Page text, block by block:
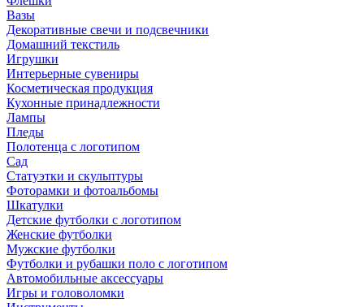
Вазы
Декоративные свечи и подсвечники
Домашний текстиль
Игрушки
Интерьерные сувениры
Косметическая продукция
Кухонные принадлежности
Лампы
Пледы
Полотенца с логотипом
Сад
Статуэтки и скульптуры
Фоторамки и фотоальбомы
Шкатулки
Детские футболки с логотипом
Женские футболки
Мужские футболки
Футболки и рубашки поло с логотипом
Автомобильные аксессуары
Игры и головоломки